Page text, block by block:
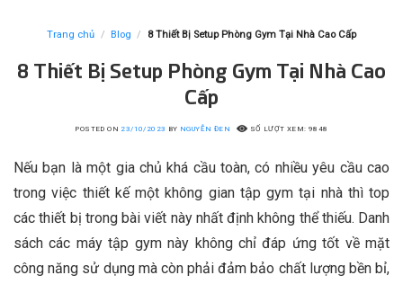
Trang chủ / Blog / 8 Thiết Bị Setup Phòng Gym Tại Nhà Cao Cấp
8 Thiết Bị Setup Phòng Gym Tại Nhà Cao
Cấp
POSTED ON 23/10/2023 BY NGUYỄN ĐEN SỐ LƯỢT XEM: 9848
Nếu bạn là một gia chủ khá cầu toàn, có nhiều yêu cầu cao
trong việc thiết kế một không gian tập gym tại nhà thì top
các thiết bị trong bài viết này nhất định không thể thiếu. Danh
sách các máy tập gym này không chỉ đáp ứng tốt về mặt
công năng sử dụng mà còn phải đảm bảo chất lượng bền bỉ,